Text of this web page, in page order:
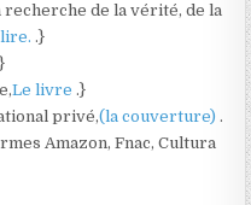
recherche de la vérité, de la
lire..}
Le livre.}
privé,(la couverture).
Amazon, Fnac, Cultura